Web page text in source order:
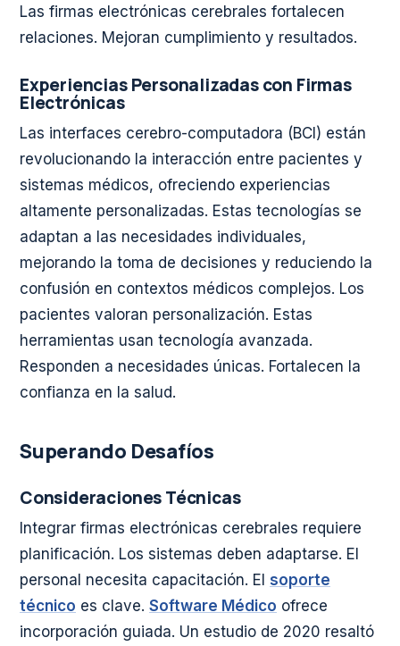
Las firmas electrónicas cerebrales fortalecen
relaciones. Mejoran cumplimiento y resultados.
Experiencias Personalizadas con Firmas
Electrónicas
Las interfaces cerebro-computadora (BCI) están
revolucionando la interacción entre pacientes y
sistemas médicos, ofreciendo experiencias
altamente personalizadas. Estas tecnologías se
adaptan a las necesidades individuales,
mejorando la toma de decisiones y reduciendo la
confusión en contextos médicos complejos. Los
pacientes valoran personalización. Estas
herramientas usan tecnología avanzada.
Responden a necesidades únicas. Fortalecen la
confianza en la salud.
Superando Desafíos
Consideraciones Técnicas
Integrar firmas electrónicas cerebrales requiere
planificación. Los sistemas deben adaptarse. El
personal necesita capacitación. El soporte
técnico es clave. Software Médico ofrece
incorporación guiada. Un estudio de 2020 resaltó